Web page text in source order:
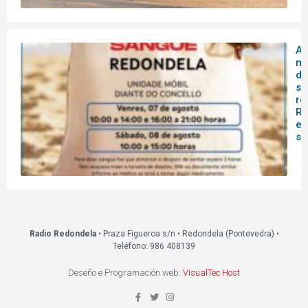
A
Radio Redondela• Praza Figueroa s/n • Redondela (Pontevedra) •
Teléfono: 986 408139
Deseño e Programación web: VisualTec Host